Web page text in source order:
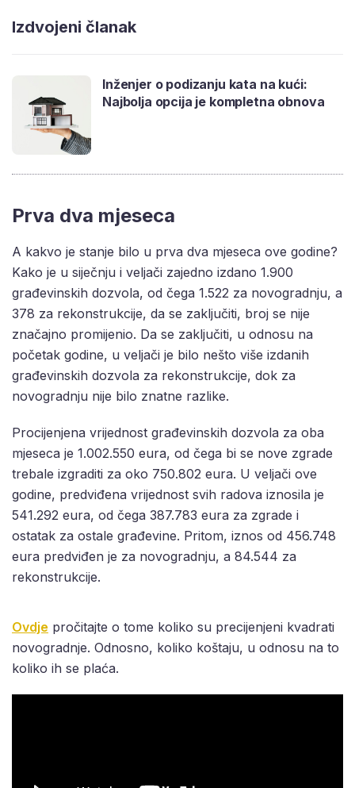
Izdvojeni članak
Inženjer o podizanju kata na kući:
Najbolja opcija je kompletna obnova
Prva dva mjeseca
A kakvo je stanje bilo u prva dva mjeseca ove godine?
Kako je u siječnju i veljači zajedno izdano 1.900
građevinskih dozvola, od čega 1.522 za novogradnju, a
378 za rekonstrukcije, da se zaključiti, broj se nije
značajno promijenio. Da se zaključiti, u odnosu na
početak godine, u veljači je bilo nešto više izdanih
građevinskih dozvola za rekonstrukcije, dok za
novogradnju nije bilo znatne razlike.
Procijenjena vrijednost građevinskih dozvola za oba
mjeseca je 1.002.550 eura, od čega bi se nove zgrade
trebale izgraditi za oko 750.802 eura. U veljači ove
godine, predviđena vrijednost svih radova iznosila je
541.292 eura, od čega 387.783 eura za zgrade i
ostatak za ostale građevine. Pritom, iznos od 456.748
eura predviđen je za novogradnju, a 84.544 za
rekonstrukcije.
Ovdje pročitajte o tome koliko su precijenjeni kvadrati
novogradnje. Odnosno, koliko koštaju, u odnosu na to
koliko ih se plaća.